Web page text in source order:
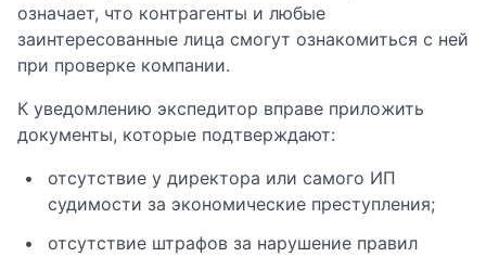
означает, что контрагенты и любые
заинтересованные лица смогут ознакомиться с ней
при проверке компании.
К уведомлению экспедитор вправе приложить
документы, которые подтверждают:
отсутствие у директора или самого ИП
судимости за экономические преступления;
отсутствие штрафов за нарушение правил